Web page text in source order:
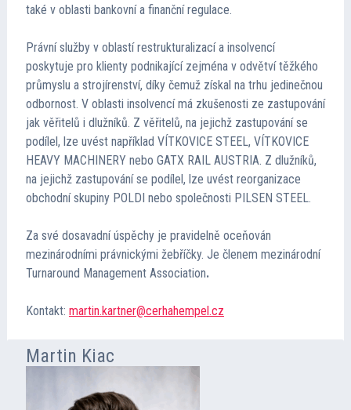
také v oblasti bankovní a finanční regulace.
Právní služby v oblastí restrukturalizací a insolvencí
poskytuje pro klienty podnikající zejména v odvětví těžkého
průmyslu a strojírenství, díky čemuž získal na trhu jedinečnou
odbornost. V oblasti insolvencí má zkušenosti ze zastupování
jak věřitelů i dlužníků. Z věřitelů, na jejichž zastupování se
podílel, lze uvést například VÍTKOVICE STEEL, VÍTKOVICE
HEAVY MACHINERY nebo GATX RAIL AUSTRIA. Z dlužníků,
na jejichž zastupování se podílel, lze uvést reorganizace
obchodní skupiny POLDI nebo společnosti PILSEN STEEL.
Za své dosavadní úspěchy je pravidelně oceňován
mezinárodními právnickými žebříčky. Je členem mezinárodní
Turnaround Management Association.
Kontakt: martin.kartner@cerhahempel.cz
Martin Kiac